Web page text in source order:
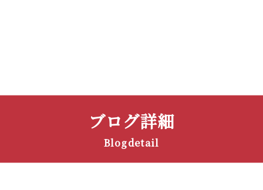
ブログ詳細
Blogdetail